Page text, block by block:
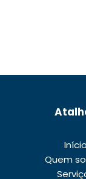
Início
Quem